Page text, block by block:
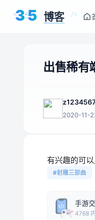
< />
35 博客
出售稀有
2020-11-
有兴趣的可
#射雕三部曲
手游
4768